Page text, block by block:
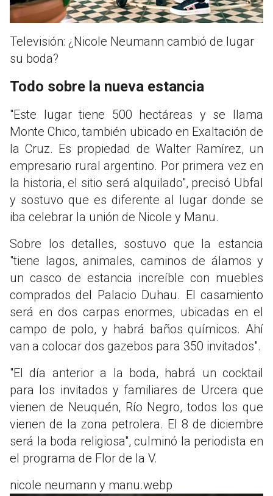
Televisión: ¿Nicole Neumann cambió de lugar
su boda?
Todo sobre la nueva estancia
"Este lugar tiene 500 hectáreas y se llama
Monte Chico, también ubicado en Exaltación de
la Cruz. Es propiedad de Walter Ramírez, un
empresario rural argentino. Por primera vez en
la historia, el sitio será alquilado", precisó Ubfal
y sostuvo que es diferente al lugar donde se
iba celebrar la unión de Nicole y Manu.
Sobre los detalles, sostuvo que la estancia
"tiene lagos, animales, caminos de álamos y
un casco de estancia increíble con muebles
comprados del Palacio Duhau. El casamiento
será en dos carpas enormes, ubicadas en el
campo de polo, y habrá baños químicos. Ahí
van a colocar dos gazebos para 350 invitados".
"El día anterior a la boda, habrá un cocktail
para los invitados y familiares de Urcera que
vienen de Neuquén, Río Negro, todos los que
vienen de la zona petrolera. El 8 de diciembre
será la boda religiosa", culminó la periodista en
el programa de Flor de la V.
nicole neumann y manu.webp